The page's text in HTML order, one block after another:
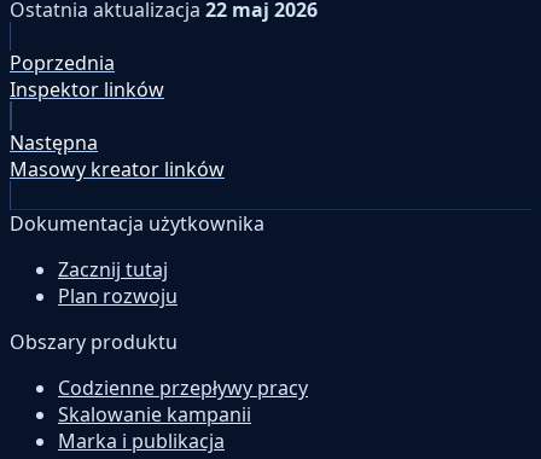
Ostatnia aktualizacja 22 maj 2026
Poprzednia
Inspektor linków
Następna
Masowy kreator linków
Dokumentacja użytkownika
Zacznij tutaj
Plan rozwoju
Obszary produktu
Codzienne przepływy pracy
Skalowanie kampanii
Marka i publikacja